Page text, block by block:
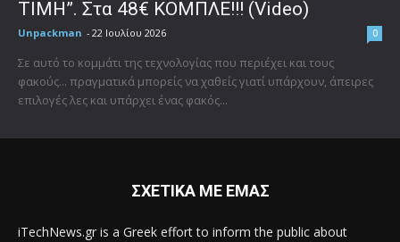
ΤΙΜΗ”. Στα 48€ ΚΟΜΠΛΕ!!! (Video)
Unpackman - 22 Ιουλίου 2026 0
Σε αυτό το κομμάτι της τεχνολογίας που περιέχει και τους
φακούς... πραγματικά μπορείς να χαθείς γιατί υπάρχουν, άπειρες
επιλογές λες και υπάρχει ένας φακός...
ΣΧΕΤΙΚΑ ΜΕ ΕΜΑΣ
iTechNews.gr is a Greek effort to inform the public about